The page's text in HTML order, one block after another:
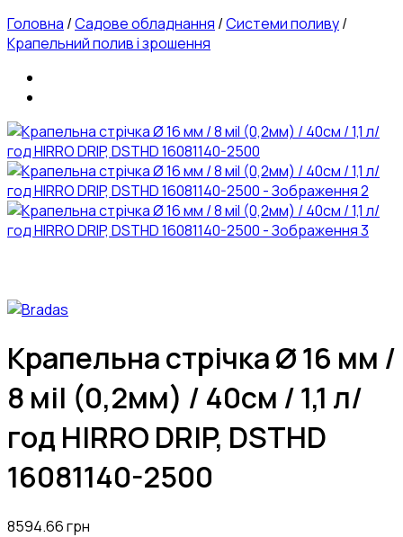
Головна /Садове обладнання /Системи поливу/
Крапельний полив і зрошення
Крапельна стрічка Ø 16 мм /
8 мil (0,2мм) / 40см / 1,1 л/
год HIRRO DRIP, DSTHD
16081140-2500
8594.66грн